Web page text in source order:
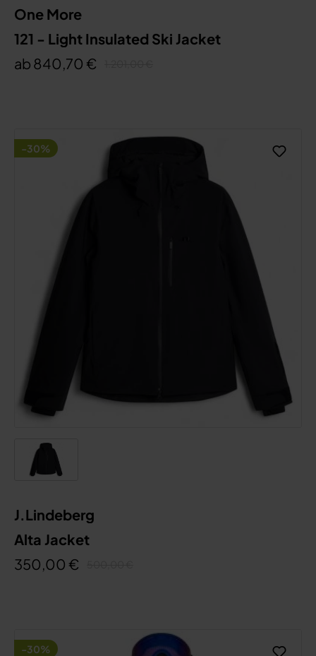
One More
121 - Light Insulated Ski Jacket
ab 840,70 €
-30%
J.Lindeberg
Alta Jacket
350,00 €
-30%